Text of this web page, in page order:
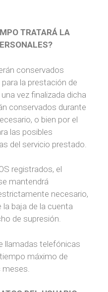
TRATARÁ LA
conservados
la prestación de
vez finalizada dicha
conservados durante
o bien por el
las posibles
del servicio prestado.
registrados, el
mantendrá
necesario,
baja de la cuenta
de supresión.
llamadas telefónicas
máximo de